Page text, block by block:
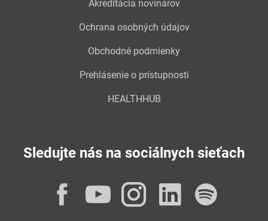
Akreditácia novinárov
Ochrana osobných údajov
Obchodné podmienky
Prehlásenie o prístupnosti
HEALTHHUB
Sledujte nás na sociálnych sieťach
Facebook
YouTube
Instagram